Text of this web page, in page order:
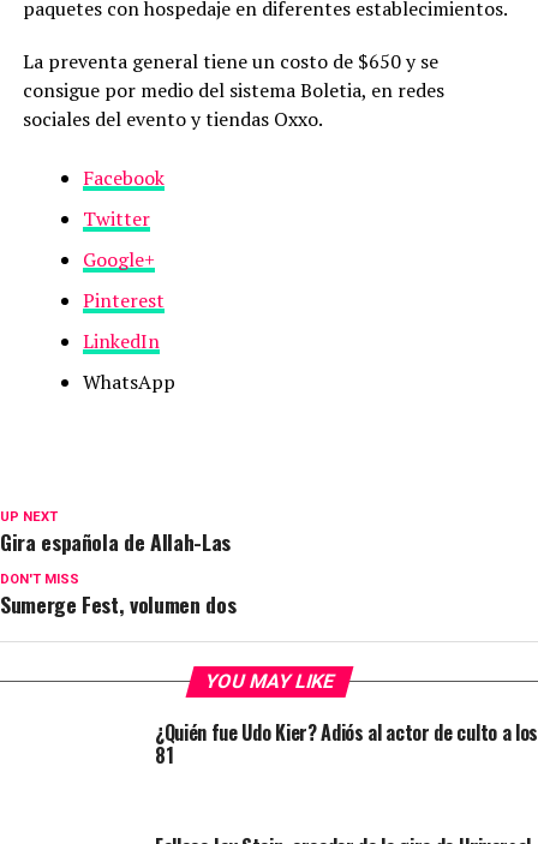
paquetes con hospedaje en diferentes establecimientos.
La preventa general tiene un costo de $650 y se
consigue por medio del sistema Boletia, en redes
sociales del evento y tiendas Oxxo.
Facebook
Twitter
Google+
Pinterest
LinkedIn
WhatsApp
UP NEXT
Gira española de Allah-Las
DON'T MISS
Sumerge Fest, volumen dos
YOU MAY LIKE
¿Quién fue Udo Kier? Adiós al actor de culto a los
81